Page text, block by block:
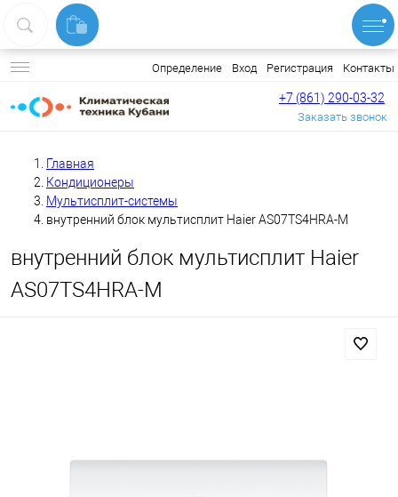
Определение Вход Регистрация Контакты
+7 (861) 290-03-32
Заказать звонок
Главная
Кондиционеры
Мультисплит-системы
внутренний блок мультисплит Haier AS07TS4HRA-M
внутренний блок мультисплит Haier
AS07TS4HRA-M